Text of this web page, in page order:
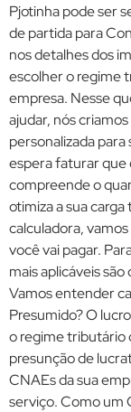
Pjotinha pode ser
de partida para
nos detalhes dos
escolher o regime
empresa. Nesse
ajudar, nós
personalizada
espera faturar que
compreende o
otimiza a sua
calculadora,
você vai pagar.
mais aplicáveis
Vamos entender
Presumido? O
o regime tributário
presunção de
CNAEs da sua
serviço. Como um